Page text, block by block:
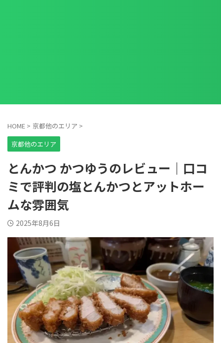
HOME > 京都他のエリア >
京都他のエリア
とんかつ かつゆうのレビュー｜口コ
ミで評判の塩とんかつとアットホー
ムな雰囲気
2025年8月6日